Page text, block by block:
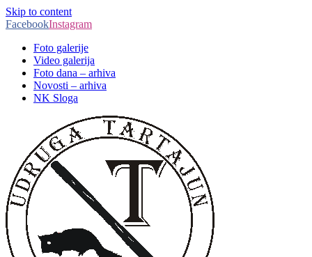
Skip to content
FacebookInstagram
Foto galerije
Video galerija
Foto dana – arhiva
Novosti – arhiva
NK Sloga